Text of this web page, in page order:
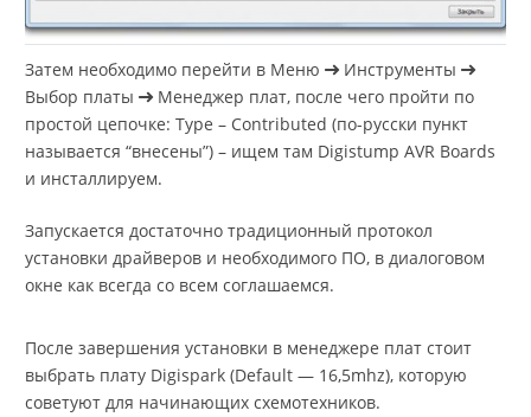
Затем необходимо перейти в Меню
Инструменты
Выбор платы
Менеджер плат, после чего пройти по
простой цепочке: Type – Contributed (по-русски пункт
называется “внесены”) – ищем там Digistump AVR Boards
и инсталлируем.
Запускается достаточно традиционный протокол
установки драйверов и необходимого ПО, в диалоговом
окне как всегда со всем соглашаемся.
После завершения установки в менеджере плат стоит
выбрать плату Digispark (Default — 16,5mhz), которую
советуют для начинающих схемотехников.